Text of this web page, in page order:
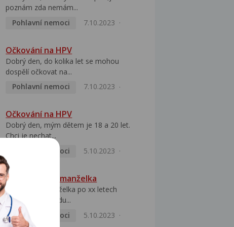
poznám zda nemám...
Pohlavní nemoci
7.10.2023
Očkování na HPV
Dobrý den, do kolika let se mohou
dospělí očkovat na...
Pohlavní nemoci
7.10.2023
Očkování na HPV
Dobrý den, mým dětem je 18 a 20 let.
Chci je nechat...
Pohlavní nemoci
5.10.2023
HPV pozitivní manželka
Dobrý den, manželka po xx letech
přivezla z Východu...
Pohlavní nemoci
5.10.2023